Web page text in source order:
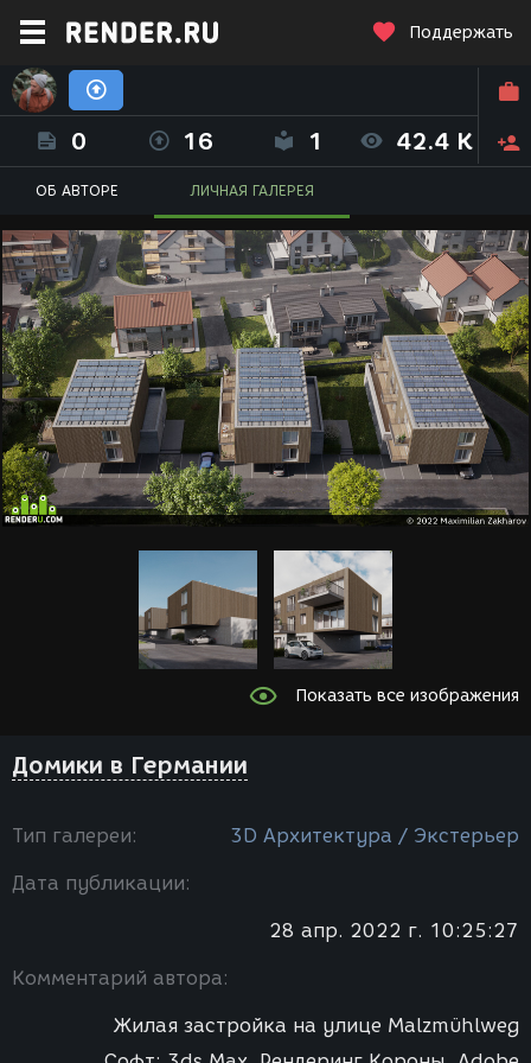
Поддержать
Максимилиан Захаров (maxim_creative)
0 16 1 42.4 K
ОБ АВТОРЕ ЛИЧНАЯ ГАЛЕРЕЯ
Показать все изображения
Домики в Германии
Тип галереи: 3D Архитектура / Экстерьер
Дата публикации:
28 апр. 2022 г. 10:25:27
Комментарий автора:
Жилая застройка на улице Malzmühlweg